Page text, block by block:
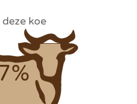
koe